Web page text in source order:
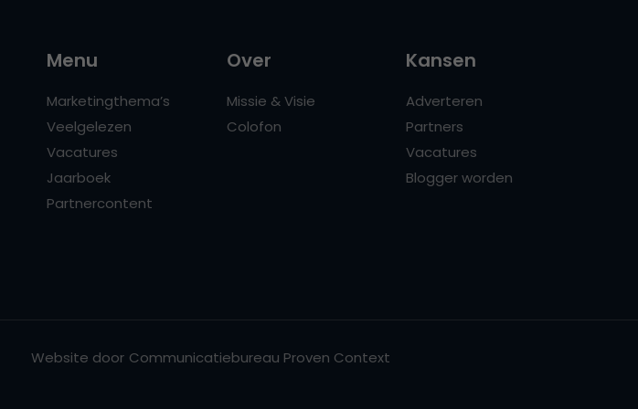
Menu
Marketingthema’s
Veelgelezen
Vacatures
Jaarboek
Partnercontent
Over
Missie & Visie
Colofon
Kansen
Adverteren
Partners
Vacatures
Blogger worden
Website door Communicatiebureau Proven Context